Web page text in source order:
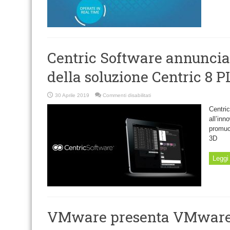
Centric Software
della soluzione Centric 8
30 Aprile 2019 Commenti disabilitatisu
Software
della
soluzione
Centric
8
PLM
3D
VMware presenta